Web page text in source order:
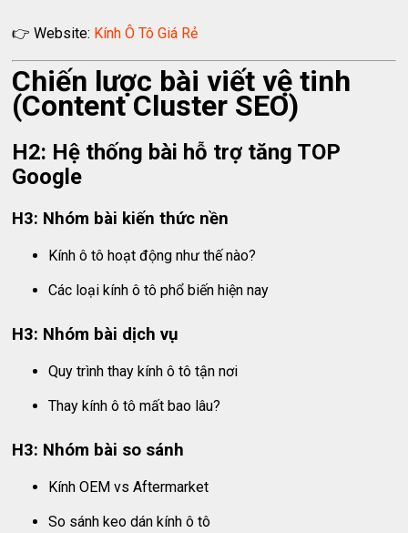
👉 Website: Kính Ô Tô Giá Rẻ
Chiến lược bài viết vệ tinh
(Content Cluster SEO)
H2: Hệ thống bài hỗ trợ tăng TOP
Google
H3: Nhóm bài kiến thức nền
Kính ô tô hoạt động như thế nào?
Các loại kính ô tô phổ biến hiện nay
H3: Nhóm bài dịch vụ
Quy trình thay kính ô tô tận nơi
Thay kính ô tô mất bao lâu?
H3: Nhóm bài so sánh
Kính OEM vs Aftermarket
So sánh keo dán kính ô tô